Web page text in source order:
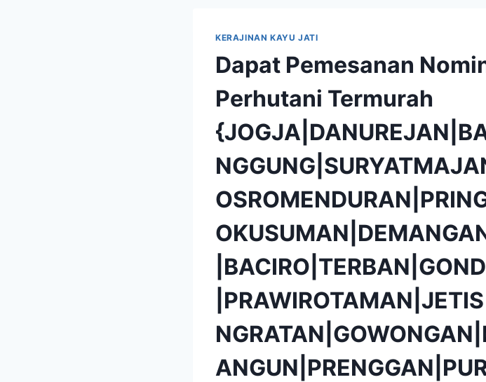
KERAJINAN KAYU JATI
Dapat Pemesanan
Perhutani Termurah